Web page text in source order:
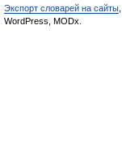
Экспорт словарей на сайты
WordPress, MODx.